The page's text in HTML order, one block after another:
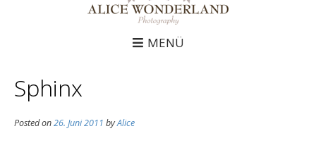
MENÜ
Sphinx
Posted on26. Juni 2011 byAlice